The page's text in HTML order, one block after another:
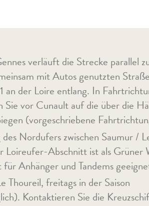
verläuft die Strecke parallel
mit Autos genutzten
an der Loire entlang. In
Sie vor Cunault auf die über die
(vorgeschriebene
Nordufers zwischen Saumur /
Loireufer-Abschnitt ist als Grüner
Anhänger und Tandems
Thoureil, freitags in der Saison
Kontaktieren Sie die